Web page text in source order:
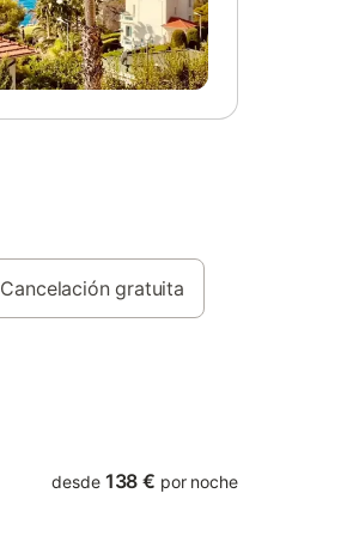
Cancelación gratuita
desde 138 € por noche